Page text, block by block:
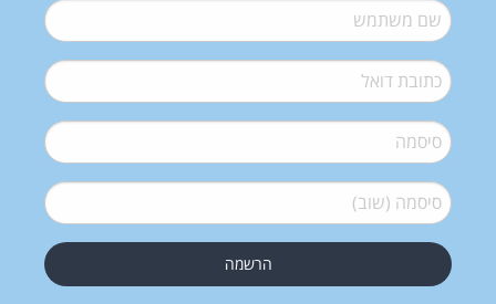
שם משתמש*
דואל*
סיסמה*
סיסמה (שוב)*